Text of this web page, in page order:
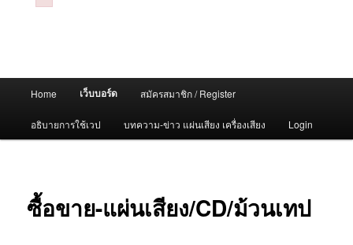
Home เว็บบอร์ด สมัครสมาชิก / Register
อธิบายการใช้เวป บทความ-ข่าว แผ่นเสียง เครื่องเสียง Login
ซื้อขาย-แผ่นเสียง/CD/ม้วนเทป
Failed to initialize plugin: wplink